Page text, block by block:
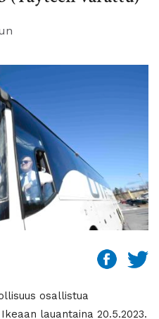
osallistua
lauantaina 20.5.2023.